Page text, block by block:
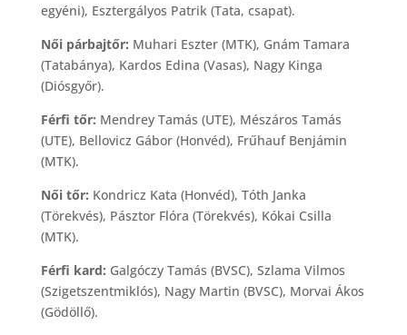
egyéni), Esztergályos Patrik (Tata, csapat).
Női párbajtőr: Muhari Eszter (MTK), Gnám Tamara
(Tatabánya), Kardos Edina (Vasas), Nagy Kinga
(Diósgyőr).
Férfi tőr: Mendrey Tamás (UTE), Mészáros Tamás
(UTE), Bellovicz Gábor (Honvéd), Frűhauf Benjámin
(MTK).
Női tőr: Kondricz Kata (Honvéd), Tóth Janka
(Törekvés), Pásztor Flóra (Törekvés), Kókai Csilla
(MTK).
Férfi kard: Galgóczy Tamás (BVSC), Szlama Vilmos
(Szigetszentmiklós), Nagy Martin (BVSC), Morvai Ákos
(Gödöllő).